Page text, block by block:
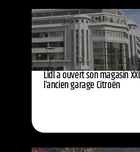
Lidl a ouvert son magasin
l’ancien garage Citroën